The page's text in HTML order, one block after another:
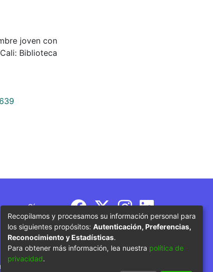
joven con
Biblioteca
Síguenos
por parte del Ministerio de Educación
Recopilamos y procesamos su información personal para
los siguientes propósitos: Autenticación, Preferencias,
Reconocimiento y Estadísticas.
Para obtener más información, lea nuestra política de
privacidad.